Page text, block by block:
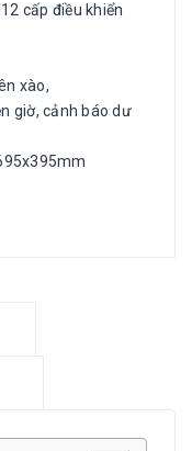
cấp điều khiển
xào,
giờ, cảnh báo dư